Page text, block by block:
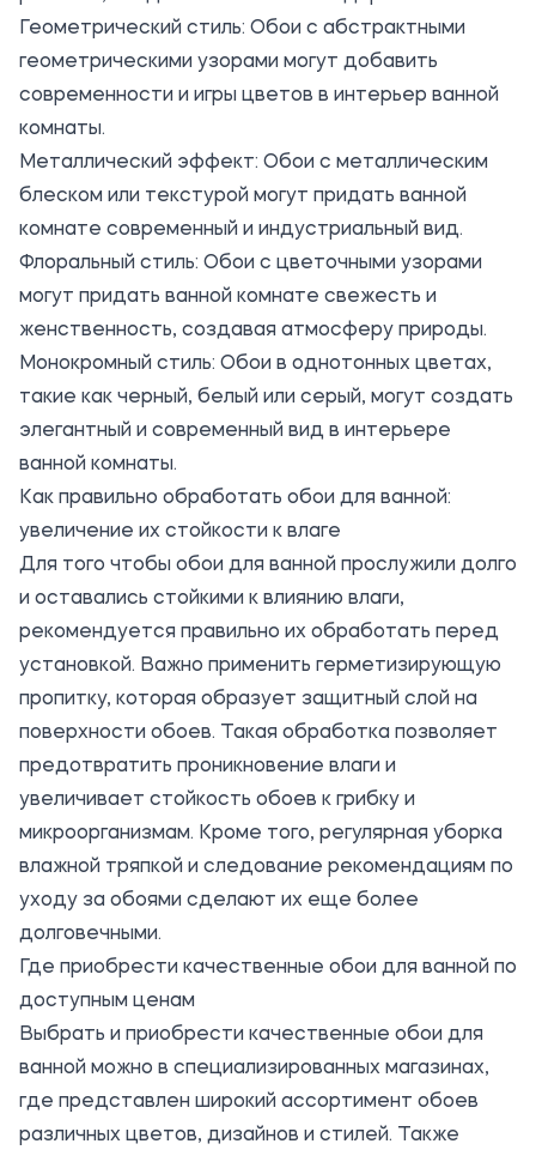
Геометрический стиль: Обои с абстрактными
геометрическими узорами могут добавить
современности и игры цветов в интерьер ванной
комнаты.
Металлический эффект: Обои с металлическим
блеском или текстурой могут придать ванной
комнате современный и индустриальный вид.
Флоральный стиль: Обои с цветочными узорами
могут придать ванной комнате свежесть и
женственность, создавая атмосферу природы.
Монокромный стиль: Обои в однотонных цветах,
такие как черный, белый или серый, могут создать
элегантный и современный вид в интерьере
ванной комнаты.
Как правильно обработать обои для ванной:
увеличение их стойкости к влаге
Для того чтобы обои для ванной прослужили долго
и оставались стойкими к влиянию влаги,
рекомендуется правильно их обработать перед
установкой. Важно применить герметизирующую
пропитку, которая образует защитный слой на
поверхности обоев. Такая обработка позволяет
предотвратить проникновение влаги и
увеличивает стойкость обоев к грибку и
микроорганизмам. Кроме того, регулярная уборка
влажной тряпкой и следование рекомендациям по
уходу за обоями сделают их еще более
долговечными.
Где приобрести качественные обои для ванной по
доступным ценам
Выбрать и приобрести качественные обои для
ванной можно в специализированных магазинах,
где представлен широкий ассортимент обоев
различных цветов, дизайнов и стилей. Также